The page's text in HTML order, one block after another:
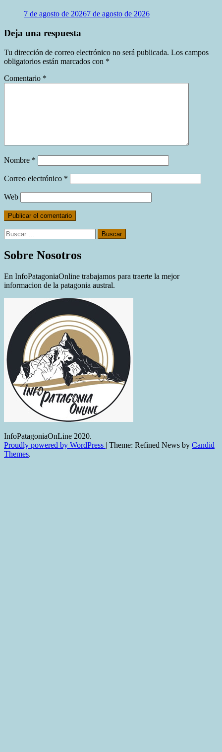
7 de agosto de 20267 de agosto de 2026
Deja una respuesta
Tu dirección de correo electrónico no será publicada. Los campos
obligatorios están marcados con *
Comentario *
Nombre *
Correo electrónico *
Web
Buscar:
Sobre Nosotros
En InfoPatagoniaOnline trabajamos para traerte la mejor
informacion de la patagonia austral.
InfoPatagoniaOnLine 2020.
Proudly powered by WordPress | Theme: Refined News by Candid
Themes.